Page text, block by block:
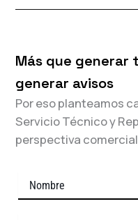
Más que generar
generar avisos
Por eso planteamos
Servicio Técnico y
perspectiva